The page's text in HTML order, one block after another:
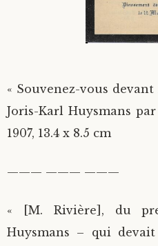
« Souvenez-vous
Joris-Karl Huysmans
1907, 13.4 x 8.5 cm
——— ——— ———
« [M. Rivière], du
Huysmans – qui